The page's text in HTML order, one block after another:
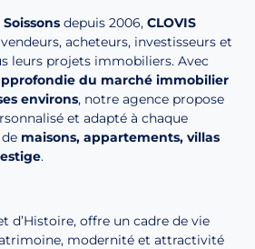
Soissons depuis 2006, CLOVIS
acheteurs, investisseurs et
leurs projets immobiliers. Avec
du marché immobilier
environs, notre agence propose
et adapté à chaque
de maisons, appartements, villas
.
d’Histoire, offre un cadre de vie
modernité et attractivité